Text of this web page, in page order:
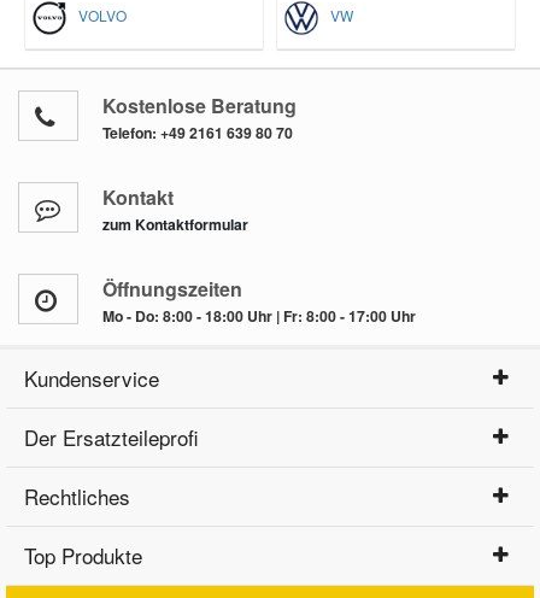
VOLVO VW
Kostenlose Beratung
Telefon: +49 2161 639 80 70
Kontakt
zum Kontaktformular
Öffnungszeiten
Mo - Do: 8:00 - 18:00 Uhr | Fr: 8:00 - 17:00 Uhr
Kundenservice
Der Ersatzteileprofi
Rechtliches
Top Produkte